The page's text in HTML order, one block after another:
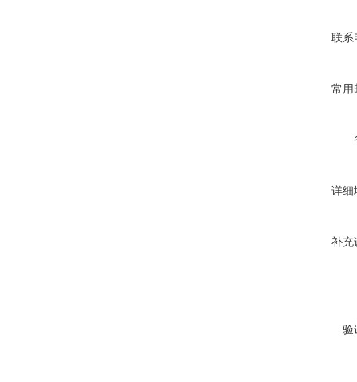
联系
常用
详细
补充
验